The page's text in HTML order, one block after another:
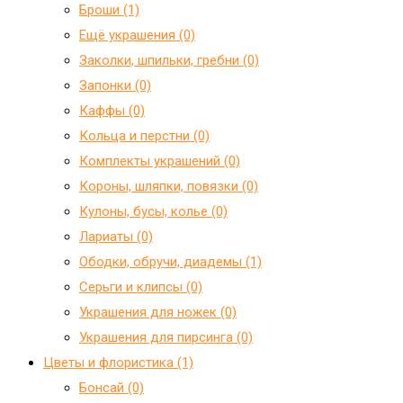
Броши (1)
Ещё украшения (0)
Заколки, шпильки, гребни (0)
Запонки (0)
Каффы (0)
Кольца и перстни (0)
Комплекты украшений (0)
Короны, шляпки, повязки (0)
Кулоны, бусы, колье (0)
Лариаты (0)
Ободки, обручи, диадемы (1)
Серьги и клипсы (0)
Украшения для ножек (0)
Украшения для пирсинга (0)
Цветы и флористика (1)
Бонсай (0)